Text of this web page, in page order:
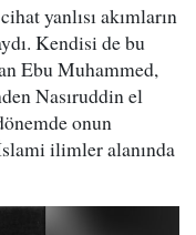
yanlısı akımların
Kendisi de bu
Ebu Muhammed,
Nasıruddin el
onun
ilimler alanında